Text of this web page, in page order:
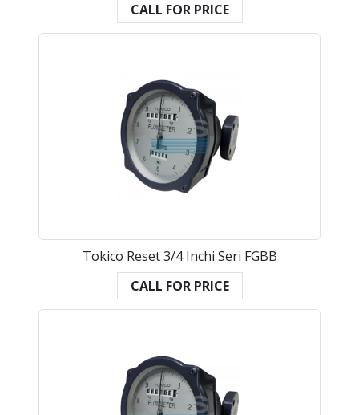
CALL FOR PRICE
Tokico Reset 3/4 Inchi Seri FGBB
CALL FOR PRICE